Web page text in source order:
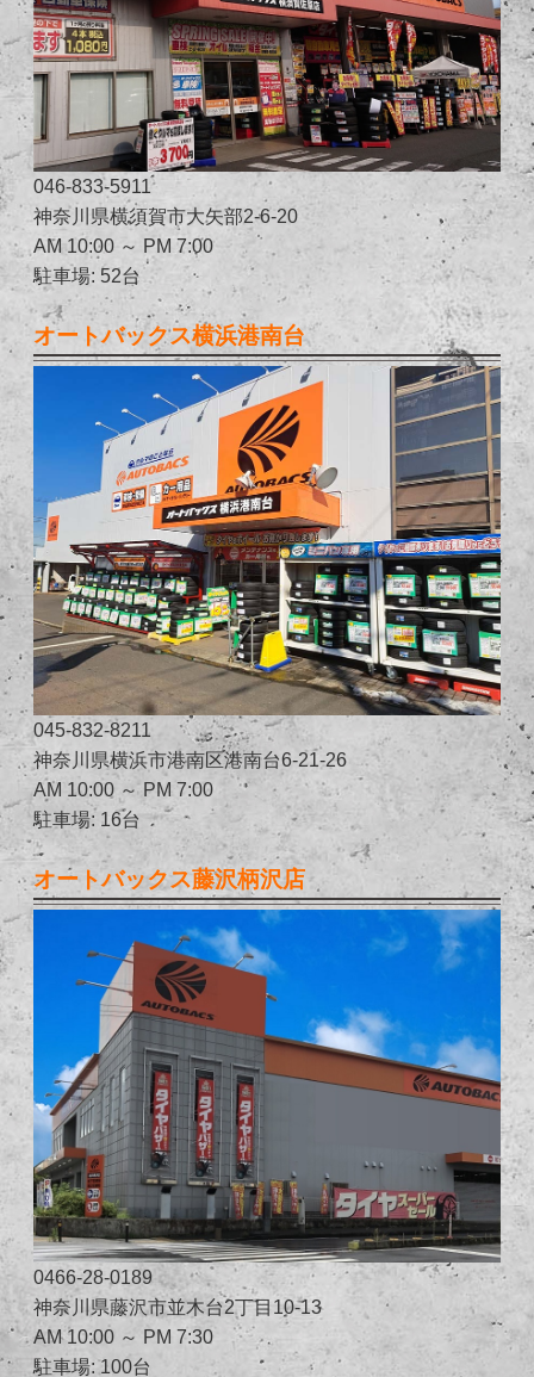
046-833-5911
神奈川県横須賀市大矢部2-6-20
AM 10:00 ～ PM 7:00
駐車場: 52台
オートバックス横浜港南台
045-832-8211
神奈川県横浜市港南区港南台6-21-26
AM 10:00 ～ PM 7:00
駐車場: 16台
オートバックス藤沢柄沢店
0466-28-0189
神奈川県藤沢市並木台2丁目10-13
AM 10:00 ～ PM 7:30
駐車場: 100台